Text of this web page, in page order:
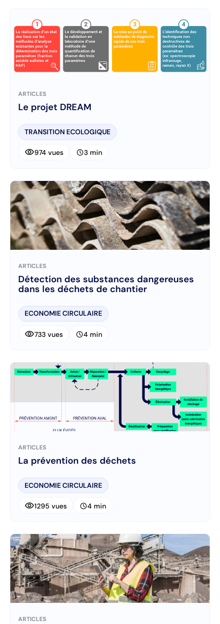
ARTICLES
Le projet DREAM
TRANSITION ECOLOGIQUE
visibility974 vues schedule3 min
ARTICLES
Détection des substances dangereuses
dans les déchets de chantier
ECONOMIE CIRCULAIRE
visibility733 vues schedule4 min
ARTICLES
La prévention des déchets
ECONOMIE CIRCULAIRE
visibility1295 vues schedule4 min
ARTICLES